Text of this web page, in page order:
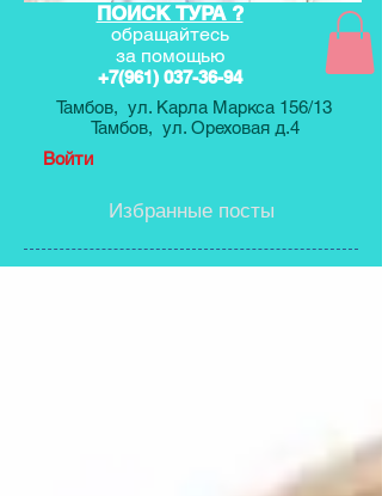
ПОИСК ТУРА ?
обращайтесь
за помощью
+7(961) 037-36-94
Тамбов, ул. Карла Маркса 156/13
Тамбов, ул. Ореховая д.4
Войти
Избранные посты